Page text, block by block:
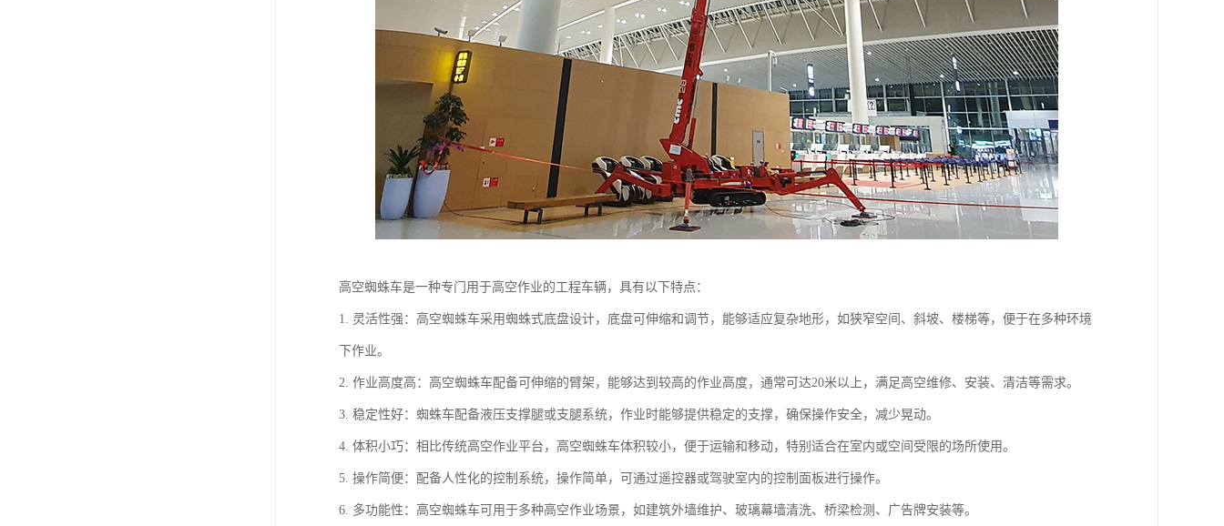
高空蜘蛛车是一种专门用于高空作业的工程车辆，具有以下特点：
1. 灵活性强：高空蜘蛛车采用蜘蛛式底盘设计，底盘可伸缩和调节，能够适应复杂地形，如狭窄空间、斜坡、楼梯等，便于在多种环境
下作业。
2. 作业高度高：高空蜘蛛车配备可伸缩的臂架，能够达到较高的作业高度，通常可达20米以上，满足高空维修、安装、清洁等需求。
3. 稳定性好：蜘蛛车配备液压支撑腿或支腿系统，作业时能够提供稳定的支撑，确保操作安全，减少晃动。
4. 体积小巧：相比传统高空作业平台，高空蜘蛛车体积较小，便于运输和移动，特别适合在室内或空间受限的场所使用。
5. 操作简便：配备人性化的控制系统，操作简单，可通过遥控器或驾驶室内的控制面板进行操作。
6. 多功能性：高空蜘蛛车可用于多种高空作业场景，如建筑外墙维护、玻璃幕墙清洗、桥梁检测、广告牌安装等。